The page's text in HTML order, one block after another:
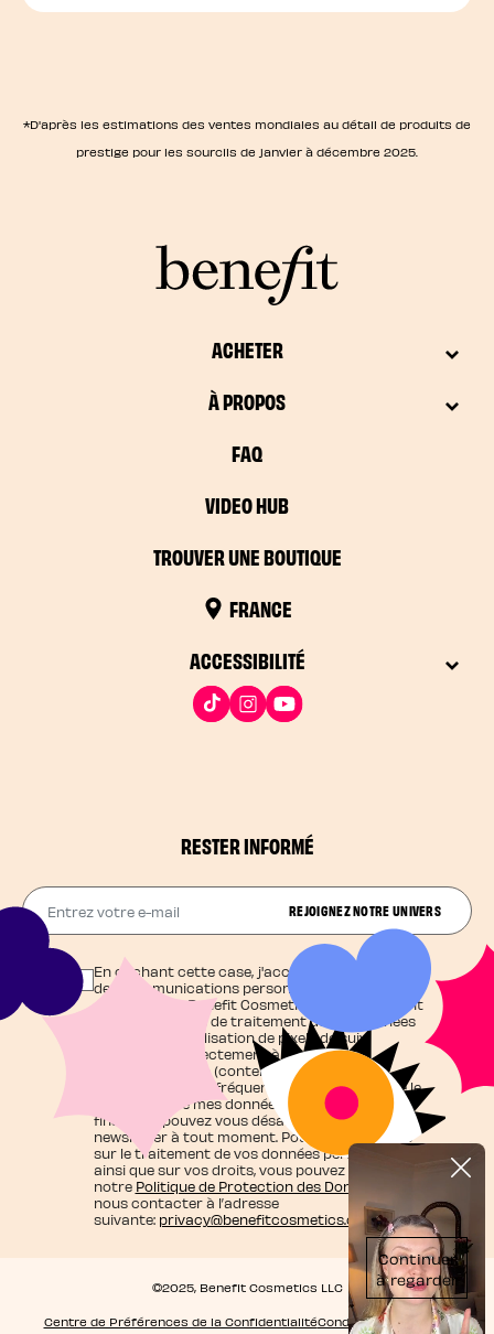
*D'après les estimations des ventes mondiales au détail de produits de
prestige pour les sourcils de janvier à décembre 2025.
ACHETER
À PROPOS
FAQ
VIDEO HUB
TROUVER UNE BOUTIQUE
FRANCE
ACCESSIBILITÉ
RESTER INFORMÉ
Entrez votre e-mail REJOIGNEZ NOTRE UNIVERS
En cochant cette case, j'accepte de recevoir
des communications personnalisées et
exclusives de Benefit Cosmetics qui agit en tant
que responsable de traitement de vos données
et j'autorise l'utilisation de pixels de suivi
contribuant directement à cette
personnalisation (contenu adapté à mes
centres d'intérêt, fréquence d'envoi), ainsi que le
traitement de mes données personnelles à ces
fins. Vous pouvez vous désabonner de la
newsletter à tout moment. Pour en savoir plus
sur le traitement de vos données personnelles
ainsi que sur vos droits, vous pouvez consulter
notre Politique de Protection des Données
nous contacter à l’adresse
suivante: privacy@benefitcosmetics.com
©2025, Benefit Cosmetics LLC
Centre de Préférences de la ConfidentialitéConditions générales